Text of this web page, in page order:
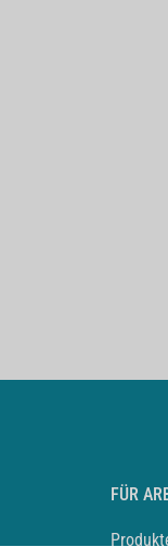
FÜR